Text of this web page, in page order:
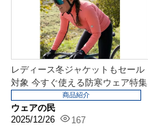
レディース冬ジャケットもセール
対象 今すぐ使える防寒ウェア特集
ウェアの民
2025/12/26
167
商品紹介